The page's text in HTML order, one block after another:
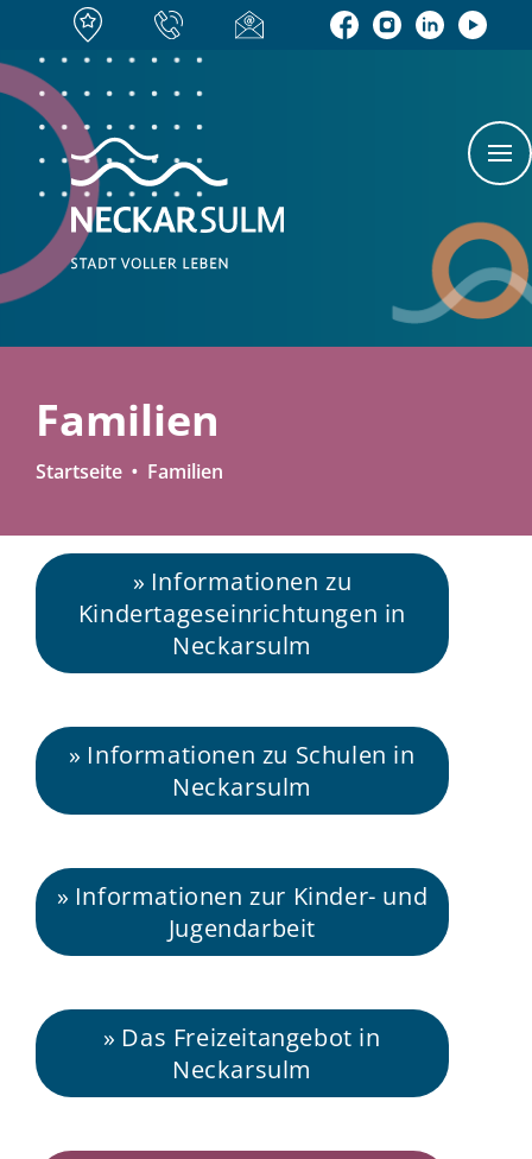
Familien
Startseite Familien
Informationen zu
Kindertageseinrichtungen in
Neckarsulm
Informationen zu Schulen in
Neckarsulm
Informationen zur Kinder- und
Jugendarbeit
Das Freizeitangebot in
Neckarsulm